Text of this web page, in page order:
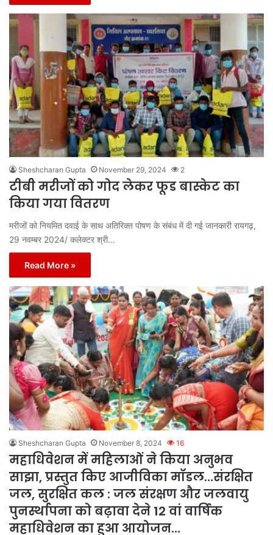
Sheshcharan Gupta November 29, 2024 2
टीबी मरीजों को गोद लेकर फूड बास्केट का
किया गया वितरण
मरीजों को नियमित दवाई के साथ अतिरिक्त पोषण के संबंध में दी गई जानकारी रायगढ़,
29 नवम्बर 2024/ कलेक्टर श्री…
Read More »
Sheshcharan Gupta November 8, 2024 16
महाधिवेशन में महिलाओं ने किया अनुभव
साझा, प्रस्तुत किए आजीविका मॉडल…संरक्षित
जल, सुरक्षित कल : जल संरक्षण और जलवायु
पुनर्स्थापना को बढ़ावा देने 12 वां वार्षिक
महाधिवेशन का हुआ आयोजन…